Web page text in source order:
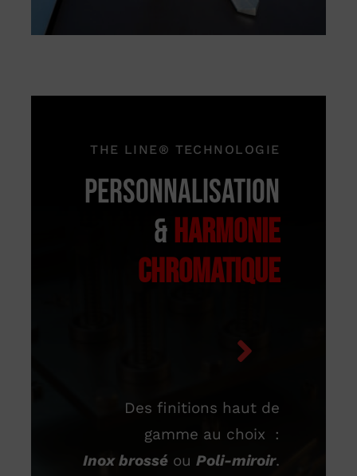
THE LINE® TECHNOLOGIE
PERSONNALISATION
&HARMONIE
CHROMATIQUE
Des finitions haut de
gamme au choix :
Inox brossé ouPoli-miroir.